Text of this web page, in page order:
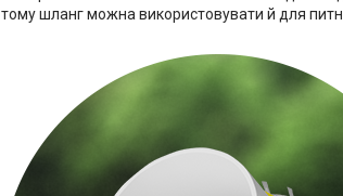
тому шланг можна використовувати й для